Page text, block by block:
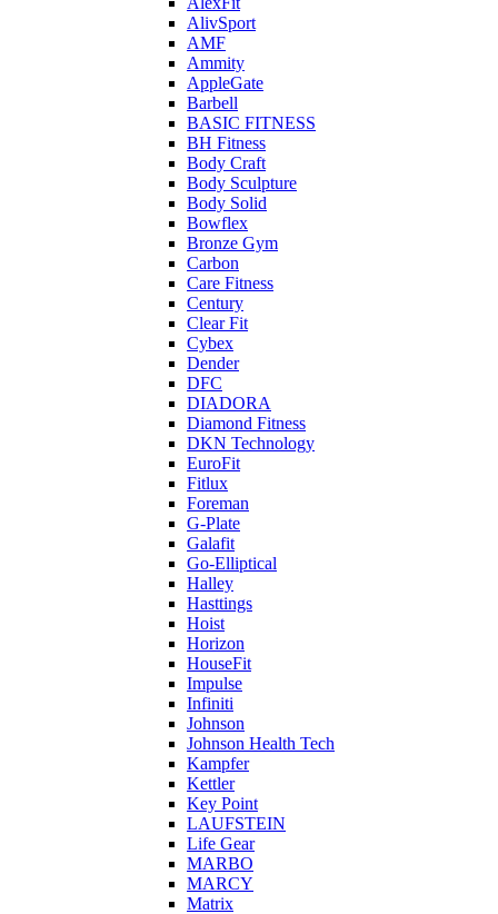
AlivSport
AMF
Ammity
AppleGate
Barbell
BASIC FITNESS
BH Fitness
Body Craft
Body Sculpture
Body Solid
Bowflex
Bronze Gym
Carbon
Care Fitness
Century
Clear Fit
Cybex
Dender
DFC
DIADORA
Diamond Fitness
DKN Technology
EuroFit
Fitlux
Foreman
G-Plate
Galafit
Go-Elliptical
Halley
Hasttings
Hoist
Horizon
HouseFit
Impulse
Infiniti
Johnson
Johnson Health Tech
Kampfer
Kettler
Key Point
LAUFSTEIN
Life Gear
MARBO
MARCY
Matrix